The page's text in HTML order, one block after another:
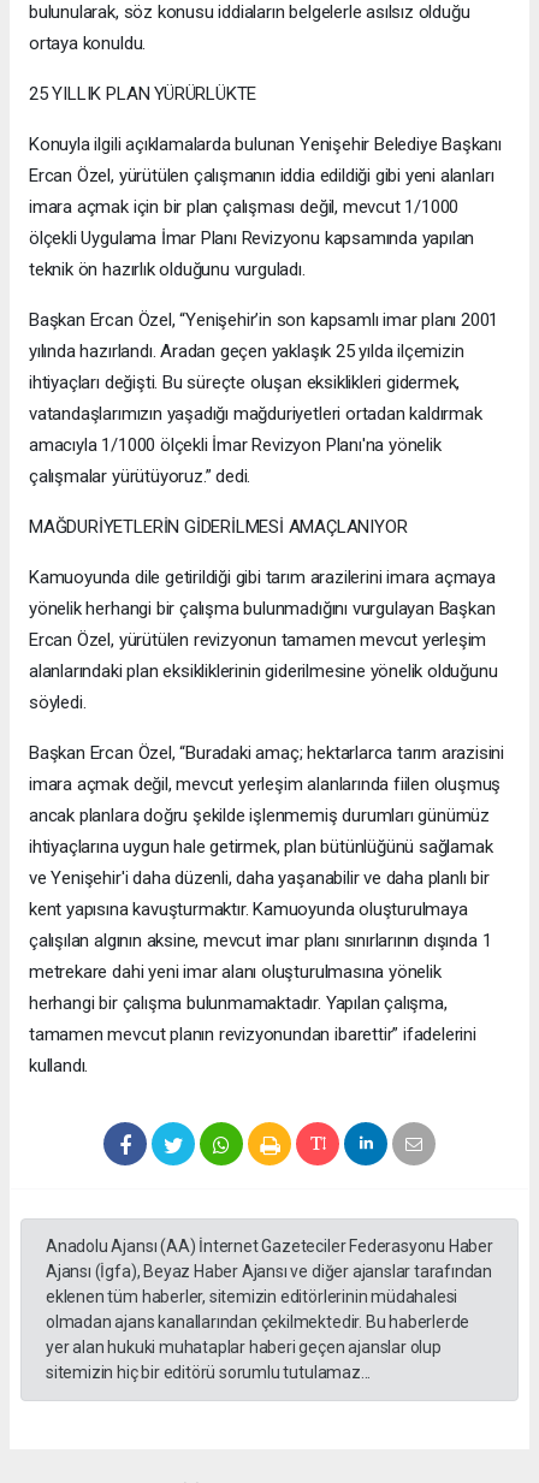
bulunularak, söz konusu iddiaların belgelerle asılsız olduğu
ortaya konuldu.
25 YILLIK PLAN YÜRÜRLÜKTE
Konuyla ilgili açıklamalarda bulunan Yenişehir Belediye Başkanı
Ercan Özel, yürütülen çalışmanın iddia edildiği gibi yeni alanları
imara açmak için bir plan çalışması değil, mevcut 1/1000
ölçekli Uygulama İmar Planı Revizyonu kapsamında yapılan
teknik ön hazırlık olduğunu vurguladı.
Başkan Ercan Özel, “Yenişehir’in son kapsamlı imar planı 2001
yılında hazırlandı. Aradan geçen yaklaşık 25 yılda ilçemizin
ihtiyaçları değişti. Bu süreçte oluşan eksiklikleri gidermek,
vatandaşlarımızın yaşadığı mağduriyetleri ortadan kaldırmak
amacıyla 1/1000 ölçekli İmar Revizyon Planı'na yönelik
çalışmalar yürütüyoruz.” dedi.
MAĞDURİYETLERİN GİDERİLMESİ AMAÇLANIYOR
Kamuoyunda dile getirildiği gibi tarım arazilerini imara açmaya
yönelik herhangi bir çalışma bulunmadığını vurgulayan Başkan
Ercan Özel, yürütülen revizyonun tamamen mevcut yerleşim
alanlarındaki plan eksikliklerinin giderilmesine yönelik olduğunu
söyledi.
Başkan Ercan Özel, “Buradaki amaç; hektarlarca tarım arazisini
imara açmak değil, mevcut yerleşim alanlarında fiilen oluşmuş
ancak planlara doğru şekilde işlenmemiş durumları günümüz
ihtiyaçlarına uygun hale getirmek, plan bütünlüğünü sağlamak
ve Yenişehir'i daha düzenli, daha yaşanabilir ve daha planlı bir
kent yapısına kavuşturmaktır. Kamuoyunda oluşturulmaya
çalışılan algının aksine, mevcut imar planı sınırlarının dışında 1
metrekare dahi yeni imar alanı oluşturulmasına yönelik
herhangi bir çalışma bulunmamaktadır. Yapılan çalışma,
tamamen mevcut planın revizyonundan ibarettir” ifadelerini
kullandı.
Anadolu Ajansı (AA) İnternet Gazeteciler Federasyonu Haber
Ajansı (İgfa), Beyaz Haber Ajansı ve diğer ajanslar tarafından
eklenen tüm haberler, sitemizin editörlerinin müdahalesi
olmadan ajans kanallarından çekilmektedir. Bu haberlerde
yer alan hukuki muhataplar haberi geçen ajanslar olup
sitemizin hiç bir editörü sorumlu tutulamaz...